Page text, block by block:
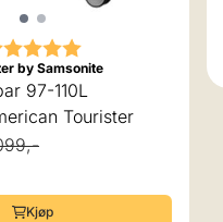
by Samsonite
97-110L
Tourister
Kjøp